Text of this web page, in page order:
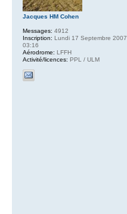
Jacques HM Cohen
Messages: 4912
Inscription: Lundi 17 Septembre 2007
03:16
Aérodrome: LFFH
Activité/licences: PPL / ULM